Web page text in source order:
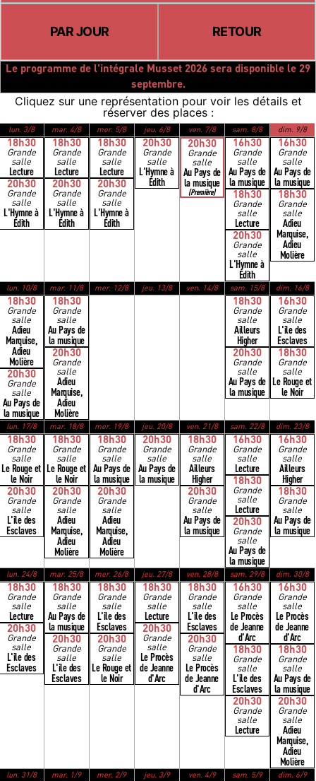
PAR JOUR RETOUR
Le programme de l'intégrale Musset 2026 sera disponible le 29
septembre.
Cliquez sur une représentation pour voir les détails et
réserver des places :
lun. 3/8 mar. 4/8 mer. 5/8 jeu. 6/8 ven. 7/8 sam. 8/8 dim. 9/8
18h30
Grande
salle
Lecture
20h30
Grande
salle
L'Hymne à
Édith
18h30
Grande
salle
Lecture
20h30
Grande
salle
L'Hymne à
Édith
18h30
Grande
salle
Lecture
20h30
Grande
salle
L'Hymne à
Édith
20h30
Grande
salle
L'Hymne à
Édith
20h30
Grande
salle
Au Pays de
la musique
(Première)
16h30
Grande
salle
Au Pays de
la musique
18h30
Grande
salle
Lecture
20h30
Grande
salle
L'Hymne à
Édith
16h30
Grande
salle
Au Pays de
la musique
18h30
Grande
salle
Adieu
Marquise,
Adieu
Molière
lun. 10/8 mar. 11/8 mer. 12/8 jeu. 13/8 ven. 14/8 sam. 15/8 dim. 16/8
18h30
Grande
salle
Adieu
Marquise,
Adieu
Molière
20h30
Grande
salle
Au Pays de
la musique
18h30
Grande
salle
Au Pays de
la musique
20h30
Grande
salle
Adieu
Marquise,
Adieu
Molière
18h30
Grande
salle
Ailleurs
Higher
20h30
Grande
salle
Au Pays de
la musique
16h30
Grande
salle
L'ile des
Esclaves
18h30
Grande
salle
Le Rouge et
le Noir
lun. 17/8 mar. 18/8 mer. 19/8 jeu. 20/8 ven. 21/8 sam. 22/8 dim. 23/8
18h30
Grande
salle
Le Rouge et
le Noir
20h30
Grande
salle
L'ile des
Esclaves
18h30
Grande
salle
Le Rouge et
le Noir
20h30
Grande
salle
Adieu
Marquise,
Adieu
Molière
18h30
Grande
salle
Au Pays de
la musique
20h30
Grande
salle
Adieu
Marquise,
Adieu
Molière
20h30
Grande
salle
Au Pays de
la musique
18h30
Grande
salle
Ailleurs
Higher
20h30
Grande
salle
Au Pays de
la musique
16h30
Grande
salle
Lecture
18h30
Grande
salle
Lecture
20h30
Grande
salle
Au Pays de
la musique
16h30
Grande
salle
Ailleurs
Higher
18h30
Grande
salle
Au Pays de
la musique
lun. 24/8 mar. 25/8 mer. 26/8 jeu. 27/8 ven. 28/8 sam. 29/8 dim. 30/8
18h30
Grande
salle
Lecture
20h30
Grande
salle
L'ile des
Esclaves
18h30
Grande
salle
Au Pays de
la musique
20h30
Grande
salle
L'ile des
Esclaves
18h30
Grande
salle
L'ile des
Esclaves
20h30
Grande
salle
Le Rouge et
le Noir
18h30
Grande
salle
Lecture
20h30
Grande
salle
Le Procès
de Jeanne
d'Arc
18h30
Grande
salle
L'ile des
Esclaves
20h30
Grande
salle
Le Procès
de Jeanne
d'Arc
16h30
Grande
salle
Le Procès
de Jeanne
d'Arc
18h30
Grande
salle
L'ile des
Esclaves
20h30
Grande
salle
Lecture
16h30
Grande
salle
Le Procès
de Jeanne
d'Arc
18h30
Grande
salle
Au Pays de
la musique
20h30
Grande
salle
Adieu
Marquise,
Adieu
Molière
lun. 31/8 mar. 1/9 mer. 2/9 jeu. 3/9 ven. 4/9 sam. 5/9 dim. 6/9